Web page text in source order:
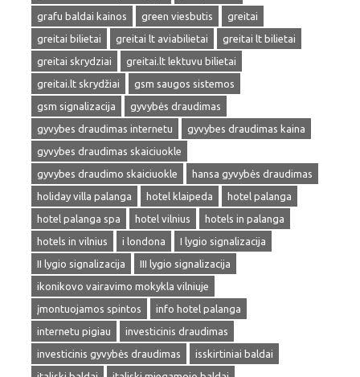
grafu baldai kainos
green viesbutis
greitai
greitai bilietai
greitai lt aviabilietai
greitai lt bilietai
greitai skrydziai
greitai.lt lektuvu bilietai
greitai.lt skrydžiai
gsm saugos sistemos
gsm signalizacija
gyvybės draudimas
gyvybes draudimas internetu
gyvybes draudimas kaina
gyvybes draudimas skaiciuokle
gyvybes draudimo skaiciuokle
hansa gyvybės draudimas
holiday villa palanga
hotel klaipeda
hotel palanga
hotel palanga spa
hotel vilnius
hotels in palanga
hotels in vilnius
i londona
I lygio signalizacija
II lygio signalizacija
III lygio signalizacija
ikonikovo vairavimo mokykla vilniuje
įmontuojamos spintos
info hotel palanga
internetu pigiau
investicinis draudimas
investicinis gyvybės draudimas
isskirtiniai baldai